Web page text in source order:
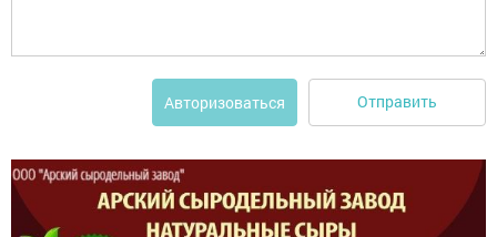
Авторизоваться Отправить